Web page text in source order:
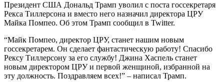
Президент США Дональд Трамп уволил с поста госсекретаря
Рекса Тиллерсона и вместо него назначил директора ЦРУ
Майка Помпео. Об этом Трамп сообщил в Twitter.
“Майк Помпео, директор ЦРУ, станет нашим новым
госсекретарем. Он сделает фантастическую работу! Спасибо
Рексу Тиллерсону за его службу! Джина Хаспель станет
новым директором ЦРУ и первой женщиной, избранной на
эту должность. Поздравляем всех!” – написал Трамп.